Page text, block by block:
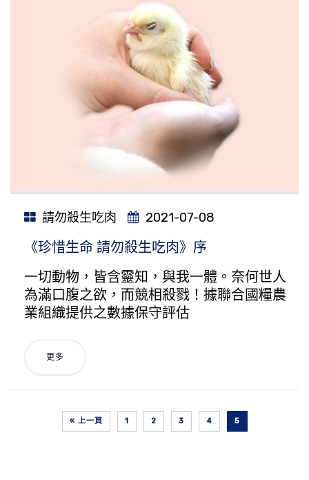
請勿殺生吃肉 2021-07-08
《珍惜生命 請勿殺生吃肉》序
一切動物，皆含靈知，與我一體。奈何世人
為滿口腹之欲，而競相殺戮！據聯合國糧農
業組織提供之數據保守評估
更多
« 上一頁 1 2 3 4 5